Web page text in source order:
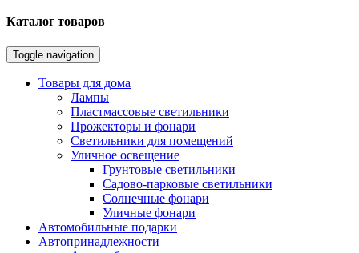
Каталог товаров
Toggle navigation
Товары для дома
Лампы
Пластмассовые светильники
Прожекторы и фонари
Светильники для помещений
Уличное освещение
Грунтовые светильники
Садово-парковые светильники
Солнечные фонари
Уличные фонари
Автомобильные подарки
Автопринадлежности